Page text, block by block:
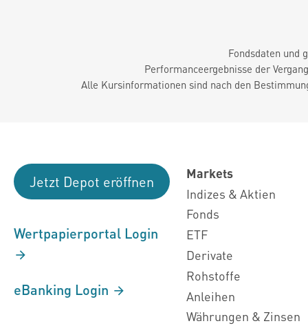
Fondsdaten und
Performanceergebnisse der
Alle Kursinformationen sind nach den
Jetzt Depot eröffnen
Wertpapierportal Login
eBanking Login
Markets
Indizes & Aktien
Fonds
ETF
Derivate
Rohstoffe
Anleihen
Währungen & Zinsen